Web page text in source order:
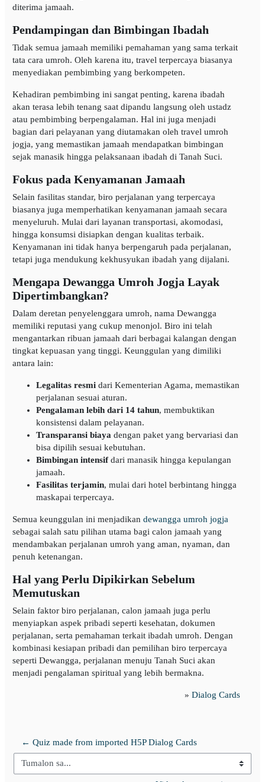
diterima jamaah.
Pendampingan dan Bimbingan Ibadah
Tidak semua jamaah memiliki pemahaman yang sama terkait
tata cara umroh. Oleh karena itu, travel terpercaya biasanya
menyediakan pembimbing yang berkompeten.
Kehadiran pembimbing ini sangat penting, karena ibadah
akan terasa lebih tenang saat dipandu langsung oleh ustadz
atau pembimbing berpengalaman. Hal ini juga menjadi
bagian dari pelayanan yang diutamakan oleh travel umroh
jogja, yang memastikan jamaah mendapatkan bimbingan
sejak manasik hingga pelaksanaan ibadah di Tanah Suci.
Fokus pada Kenyamanan Jamaah
Selain fasilitas standar, biro perjalanan yang terpercaya
biasanya juga memperhatikan kenyamanan jamaah secara
menyeluruh. Mulai dari layanan transportasi, akomodasi,
hingga konsumsi disiapkan dengan kualitas terbaik.
Kenyamanan ini tidak hanya berpengaruh pada perjalanan,
tetapi juga mendukung kekhusyukan ibadah yang dijalani.
Mengapa Dewangga Umroh Jogja Layak
Dipertimbangkan?
Dalam deretan penyelenggara umroh, nama Dewangga
memiliki reputasi yang cukup menonjol. Biro ini telah
mengantarkan ribuan jamaah dari berbagai kalangan dengan
tingkat kepuasan yang tinggi. Keunggulan yang dimiliki
antara lain:
Legalitas resmidari Kementerian Agama, memastikan
perjalanan sesuai aturan.
Pengalaman lebih dari 14 tahun, membuktikan
konsistensi dalam pelayanan.
Transparansi biaya dengan paket yang bervariasi dan
bisa dipilih sesuai kebutuhan.
Bimbingan intensifdari manasik hingga kepulangan
jamaah.
Fasilitas terjamin, mulai dari hotel berbintang hingga
maskapai terpercaya.
Semua keunggulan ini menjadikan dewangga umroh jogja
sebagai salah satu pilihan utama bagi calon jamaah yang
mendambakan perjalanan umroh yang aman, nyaman, dan
penuh ketenangan.
Hal yang Perlu Dipikirkan Sebelum
Memutuskan
Selain faktor biro perjalanan, calon jamaah juga perlu
menyiapkan aspek pribadi seperti kesehatan, dokumen
perjalanan, serta pemahaman terkait ibadah umroh. Dengan
kombinasi kesiapan pribadi dan pemilihan biro terpercaya
seperti Dewangga, perjalanan menuju Tanah Suci akan
menjadi pengalaman spiritual yang lebih bermakna.
» Dialog Cards
← Quiz made from imported H5P Dialog Cards
Tumalon sa...